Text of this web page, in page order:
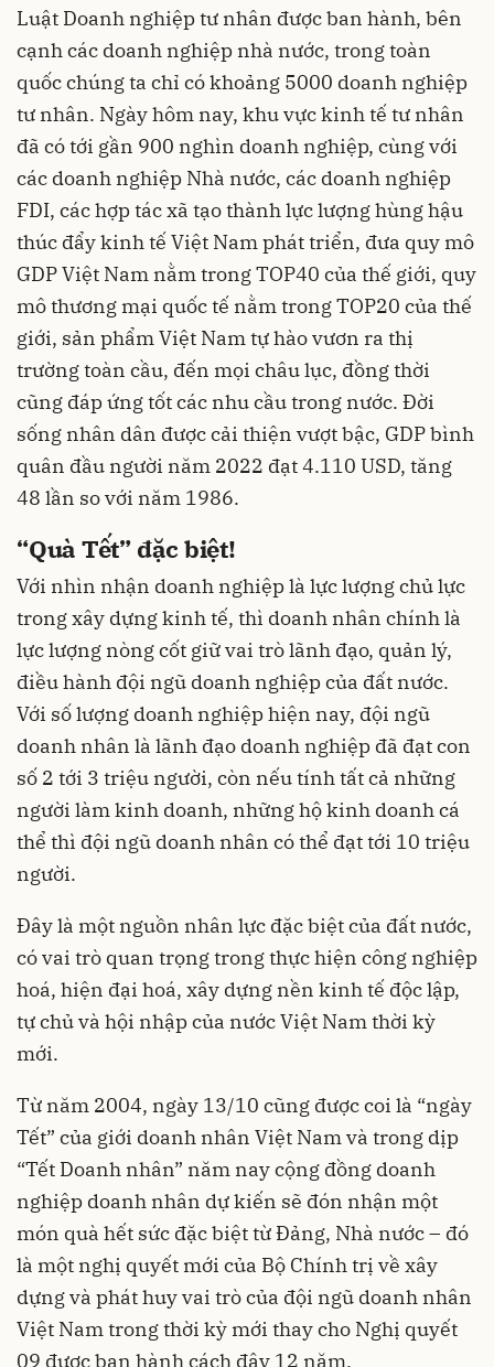
Luật Doanh nghiệp tư nhân được ban hành, bên
cạnh các doanh nghiệp nhà nước, trong toàn
quốc chúng ta chỉ có khoảng 5000 doanh nghiệp
tư nhân. Ngày hôm nay, khu vực kinh tế tư nhân
đã có tới gần 900 nghìn doanh nghiệp, cùng với
các doanh nghiệp Nhà nước, các doanh nghiệp
FDI, các hợp tác xã tạo thành lực lượng hùng hậu
thúc đẩy kinh tế Việt Nam phát triển, đưa quy mô
GDP Việt Nam nằm trong TOP40 của thế giới, quy
mô thương mại quốc tế nằm trong TOP20 của thế
giới, sản phẩm Việt Nam tự hào vươn ra thị
trường toàn cầu, đến mọi châu lục, đồng thời
cũng đáp ứng tốt các nhu cầu trong nước. Đời
sống nhân dân được cải thiện vượt bậc, GDP bình
quân đầu người năm 2022 đạt 4.110 USD, tăng
48 lần so với năm 1986.
“Quà Tết” đặc biệt!
Với nhìn nhận doanh nghiệp là lực lượng chủ lực
trong xây dựng kinh tế, thì doanh nhân chính là
lực lượng nòng cốt giữ vai trò lãnh đạo, quản lý,
điều hành đội ngũ doanh nghiệp của đất nước.
Với số lượng doanh nghiệp hiện nay, đội ngũ
doanh nhân là lãnh đạo doanh nghiệp đã đạt con
số 2 tới 3 triệu người, còn nếu tính tất cả những
người làm kinh doanh, những hộ kinh doanh cá
thể thì đội ngũ doanh nhân có thể đạt tới 10 triệu
người.
Đây là một nguồn nhân lực đặc biệt của đất nước,
có vai trò quan trọng trong thực hiện công nghiệp
hoá, hiện đại hoá, xây dựng nền kinh tế độc lập,
tự chủ và hội nhập của nước Việt Nam thời kỳ
mới.
Từ năm 2004, ngày 13/10 cũng được coi là “ngày
Tết” của giới doanh nhân Việt Nam và trong dịp
“Tết Doanh nhân” năm nay cộng đồng doanh
nghiệp doanh nhân dự kiến sẽ đón nhận một
món quà hết sức đặc biệt từ Đảng, Nhà nước – đó
là một nghị quyết mới của Bộ Chính trị về xây
dựng và phát huy vai trò của đội ngũ doanh nhân
Việt Nam trong thời kỳ mới thay cho Nghị quyết
09 được ban hành cách đây 12 năm.